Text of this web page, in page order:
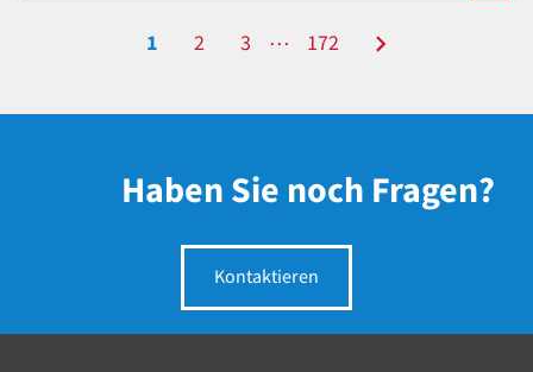
1 2 3 … 172
Haben Sie noch Fragen?
Kontaktieren